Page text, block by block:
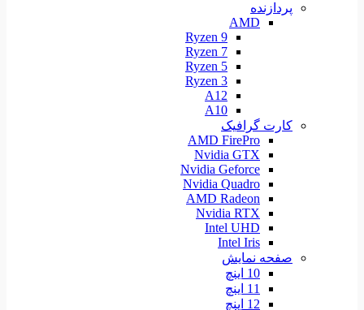
پردازنده
AMD
Ryzen 9
Ryzen 7
Ryzen 5
Ryzen 3
A12
A10
کارت گرافیک
AMD FirePro
Nvidia GTX
Nvidia Geforce
Nvidia Quadro
AMD Radeon
Nvidia RTX
Intel UHD
Intel Iris
صفحه نمایش
10 اینچ
11 اینچ
12 اینچ